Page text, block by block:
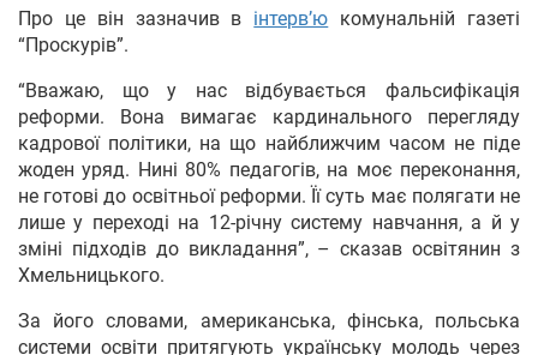
Про це він зазначив в інтерв’ю комунальній газеті
“Проскурів”.
“Вважаю, що у нас відбувається фальсифікація
реформи. Вона вимагає кардинального перегляду
кадрової політики, на що найближчим часом не піде
жоден уряд. Нині 80% педагогів, на моє переконання,
не готові до освітньої реформи. Її суть має полягати не
лише у переході на 12-річну систему навчання, а й у
зміні підходів до викладання”, – сказав освітянин з
Хмельницького.
За його словами, американська, фінська, польська
системи освіти притягують українську молодь через